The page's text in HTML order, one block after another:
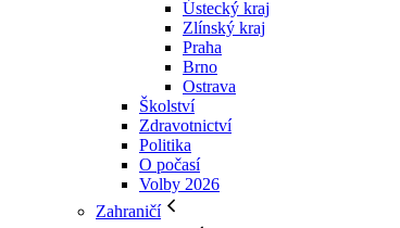
Ústecký kraj
Zlínský kraj
Praha
Brno
Ostrava
Školství
Zdravotnictví
Politika
O počasí
Volby 2026
Zahraničí